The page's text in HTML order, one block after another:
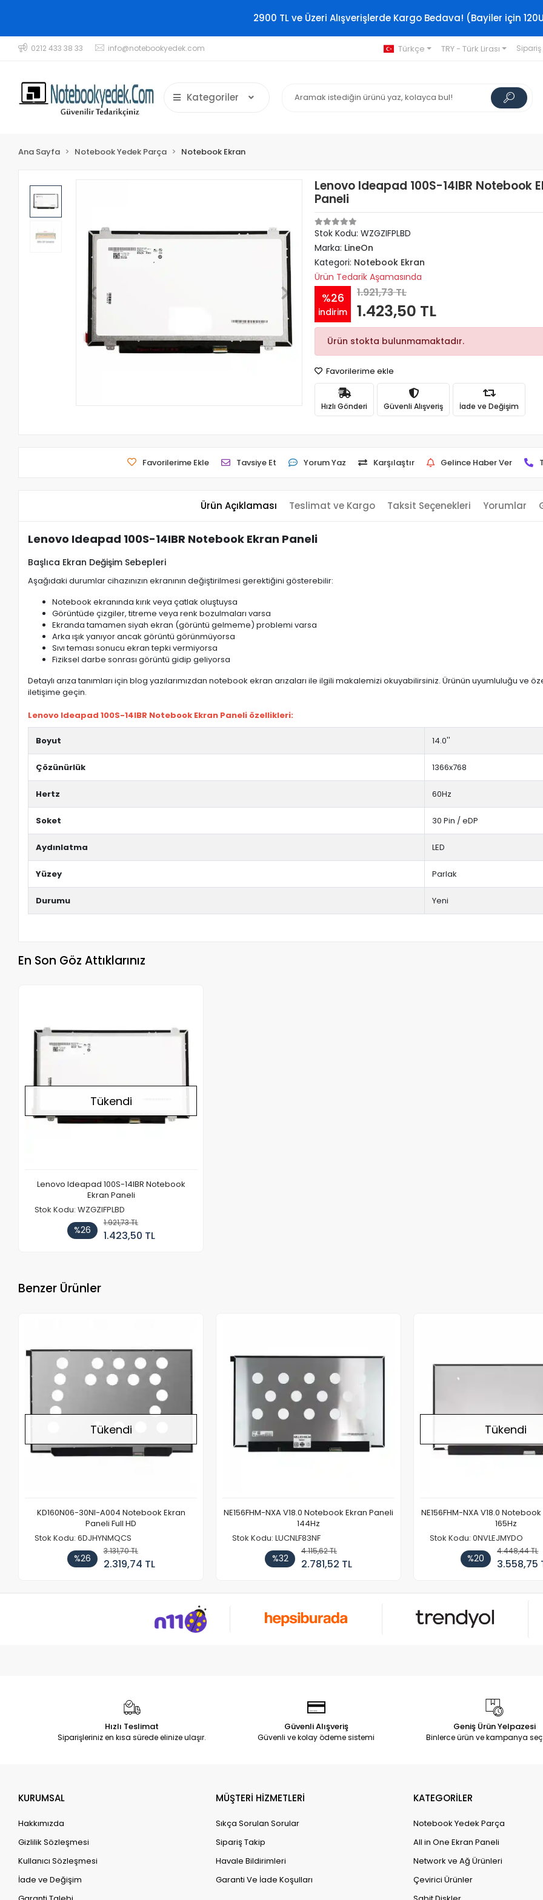
2900 TL ve Üzeri Alışverişlerde Kargo Bedava! (Bayiler için
0212 433 38 33 info@notebookyedek.com Türkçe TRY - Türk Lirası
Kategoriler
Ana Sayfa Notebook Yedek Parça Notebook Ekran
Lenovo Ideapad 100S-14IBR Notebook
Paneli
Stok Kodu: WZGZIFPLBD
Marka: LineOn
Kategori: Notebook Ekran
Ürün Tedarik Aşamasında
%26
indirim
1.921,73 TL
1.423,50 TL
Ürün stokta bulunmamaktadır.
Favorilerime ekle
Hızlı Gönderi Güvenli Alışveriş İade ve Değişim
Favorilerime Ekle Tavsiye Et Yorum Yaz Karşılaştır Gelince Haber Ver
Ürün Açıklaması Teslimat ve Kargo Taksit Seçenekleri Yorumlar
Lenovo Ideapad 100S-14IBR Notebook Ekran Paneli
Başlıca Ekran Değişim Sebepleri
Aşağıdaki durumlar cihazınızın ekranının değiştirilmesi gerektiğini gösterebilir:
Notebook ekranında kırık veya çatlak oluştuysa
Görüntüde çizgiler, titreme veya renk bozulmaları varsa
Ekranda tamamen siyah ekran (görüntü gelmeme) problemi varsa
Arka ışık yanıyor ancak görüntü görünmüyorsa
Sıvı teması sonucu ekran tepki vermiyorsa
Fiziksel darbe sonrası görüntü gidip geliyorsa
Detaylı arıza tanımları için blog yazılarımızdan notebook ekran arızaları ile ilgili makalemizi okuyabilirsiniz. Ürünün uyumluluğu
iletişime geçin.
Lenovo Ideapad 100S-14IBR Notebook Ekran Paneli özellikleri:
Boyut 14.0''
Çözünürlük 1366x768
Hertz 60Hz
Soket 30 Pin / eDP
Aydınlatma LED
Yüzey Parlak
Durumu Yeni
En Son Göz Attıklarınız
Tükendi
Lenovo Ideapad 100S-14IBR Notebook
Ekran Paneli
Stok Kodu: WZGZIFPLBD
%26
1.921,73 TL
1.423,50 TL
Benzer Ürünler
Tükendi
KD160N06-30NI-A004 Notebook Ekran
Paneli Full HD
Stok Kodu: 6DJHYNMQCS
%26
3.131,70 TL
2.319,74 TL
NE156FHM-NXA V18.0 Notebook Ekran Paneli
144Hz
Stok Kodu: LUCNLF83NF
%32
4.115,62 TL
2.781,52 TL
Tükendi
NE156FHM-NXA V18.0
165Hz
Stok Kodu: 0NVLEJMYDO
%20
4.448,44 TL
3.558,75
Hızlı Teslimat
Siparişleriniz en kısa sürede elinize ulaşır.
Güvenli Alışveriş
Güvenli ve kolay ödeme sistemi
Geniş Ürün Yelpazesi
Binlerce ürün ve kampanya
KURUMSAL
Hakkımızda
Gizlilik Sözleşmesi
Kullanıcı Sözleşmesi
İade ve Değişim
MÜŞTERİ HİZMETLERİ
Sıkça Sorulan Sorular
Sipariş Takip
Havale Bildirimleri
Garanti Ve İade Koşulları
KATEGORİLER
Notebook Yedek Parça
All in One Ekran Paneli
Network ve Ağ Ürünleri
Çevirici Ürünler